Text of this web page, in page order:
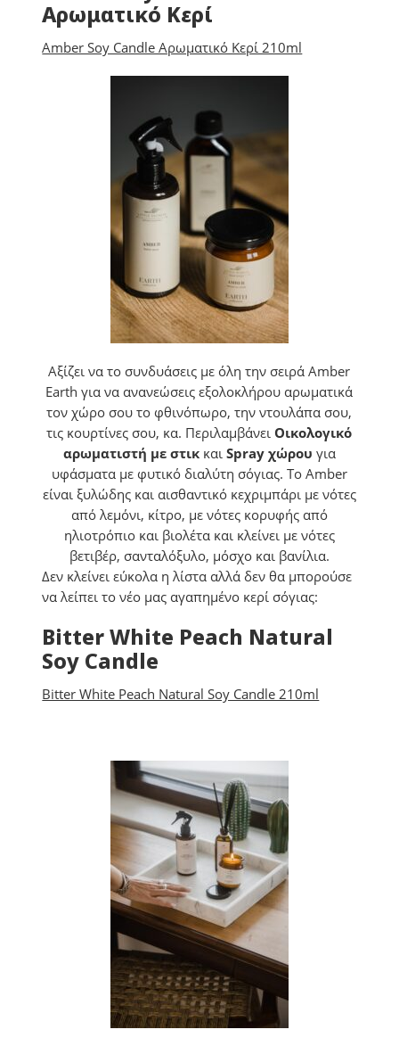
Αρωματικό Κερί
Amber Soy Candle Αρωματικό Κερί 210ml
Αξίζει να το συνδυάσεις με όλη την σειρά Amber
Earth για να ανανεώσεις εξολοκλήρου αρωματικά
τον χώρο σου το φθινόπωρο, την ντουλάπα σου,
τις κουρτίνες σου, κα. Περιλαμβάνει Οικολογικό
αρωματιστή με στικκαι Spray χώρου για
υφάσματα με φυτικό διαλύτη σόγιας. Το Amber
είναι ξυλώδης και αισθαντικό κεχριμπάρι με νότες
από λεμόνι, κίτρο, με νότες κορυφής από
ηλιοτρόπιο και βιολέτα και κλείνει με νότες
βετιβέρ, σανταλόξυλο, μόσχο και βανίλια.
Δεν κλείνει εύκολα η λίστα αλλά δεν θα μπορούσε
να λείπει το νέο μας αγαπημένο κερί σόγιας:
Bitter White Peach Natural
Soy Candle
Bitter White Peach Natural Soy Candle 210ml